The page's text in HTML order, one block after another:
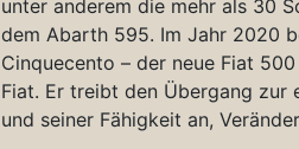
unter anderem die mehr als 30
dem Abarth 595. Im Jahr 2020
Cinquecento – der neue Fiat
Fiat. Er treibt den Übergang zur
und seiner Fähigkeit an,